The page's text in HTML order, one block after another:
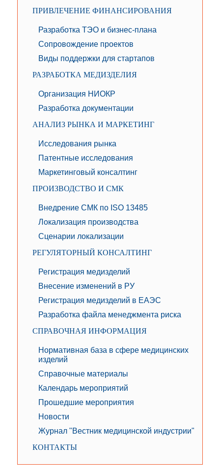
ПРИВЛЕЧЕНИЕ ФИНАНСИРОВАНИЯ
Разработка ТЭО и бизнес-плана
Сопровождение проектов
Виды поддержки для стартапов
РАЗРАБОТКА МЕДИЗДЕЛИЯ
Организация НИОКР
Разработка документации
АНАЛИЗ РЫНКА И МАРКЕТИНГ
Исследования рынка
Патентные исследования
Маркетинговый консалтинг
ПРОИЗВОДСТВО И СМК
Внедрение СМК по ISO 13485
Локализация производства
Сценарии локализации
РЕГУЛЯТОРНЫЙ КОНСАЛТИНГ
Регистрация медизделий
Внесение изменений в РУ
Регистрация медизделий в ЕАЭС
Разработка файла менеджмента риска
СПРАВОЧНАЯ ИНФОРМАЦИЯ
Нормативная база в сфере медицинских
изделий
Справочные материалы
Календарь мероприятий
Прошедшие мероприятия
Новости
Журнал "Вестник медицинской индустрии"
КОНТАКТЫ